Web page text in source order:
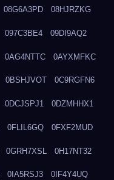
08G6A3PD 08HJRZKG
097C3BE4 09DI9AQ2
0AG4NTTC 0AYXMFKC
0BSHJVOT 0C9RGFN6
0DCJSPJ1 0DZMHHX1
0FLIL6GQ 0FXF2MUD
0GRH7XSL 0H17NT32
0IA5RSJ3 0IF4Y4UQ